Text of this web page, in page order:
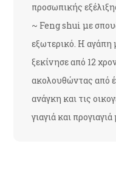
προσωπικής
~ Feng shui με
εξωτερικό. Η αγάπη
ξεκίνησε από 12
ακολουθώντας από
ανάγκη και τις
γιαγιά και